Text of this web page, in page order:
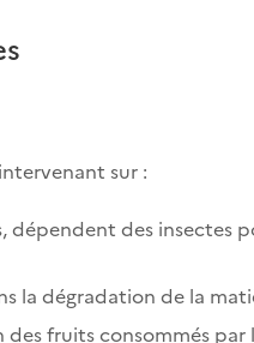
sur :
des insectes
la dégradation de la
fruits consommés par